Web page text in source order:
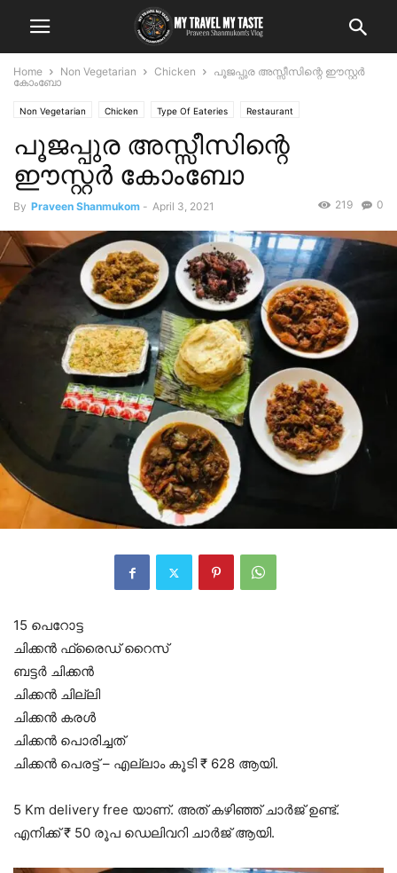
Home Non Vegetarian Chicken
പൂജപ്പുര അസ്സീസിന്റെ ഈസ്റ്റർ
കോംബോ
Non Vegetarian Chicken Type Of Eateries Restaurant
പൂജപ്പുര അസ്സീസിന്റെ
ഈസ്റ്റർ കോംബോ
By Praveen Shanmukom - April 3, 2021 0
219
15 പെറോട്ട
ചിക്കൻ ഫ്രൈഡ് റൈസ്
ബട്ടർ ചിക്കൻ
ചിക്കൻ ചില്ലി
ചിക്കൻ കരൾ
ചിക്കൻ പൊരിച്ചത്
ചിക്കൻ പെരട്ട് – എല്ലാം കൂടി ₹ 628 ആയി.
5 Km delivery free യാണ്. അത് കഴിഞ്ഞ് ചാർജ് ഉണ്ട്.
എനിക്ക് ₹ 50 രൂപ ഡെലിവറി ചാർജ് ആയി.